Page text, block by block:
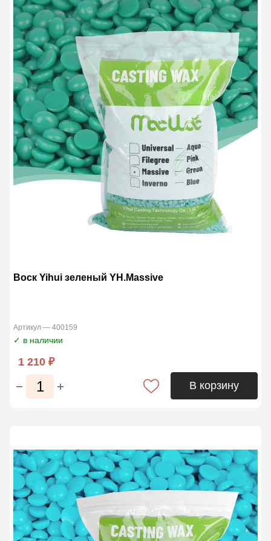
Воск Yihui зеленый YH.Massive
Артикул — 400159
✓ в наличии
1 210 ₽
В корзину